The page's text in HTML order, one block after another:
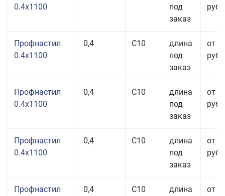
0.4x1100
под
заказ
руб.
Профнастил
0.4x1100
0,4 С10
длина
под
заказ
от
руб.
Профнастил
0.4x1100
0,4 С10
длина
под
заказ
от
руб.
Профнастил
0.4x1100
0,4 С10
длина
под
заказ
от
руб.
Профнастил
0,4 С10
длина
от